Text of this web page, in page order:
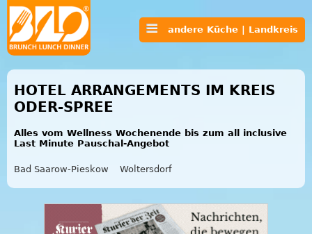
andere Küche | Landkreis
HOTEL ARRANGEMENTS IM KREIS
ODER-SPREE
Alles vom Wellness Wochenende bis zum all inclusive
Last Minute Pauschal-Angebot
Bad Saarow-Pieskow Woltersdorf